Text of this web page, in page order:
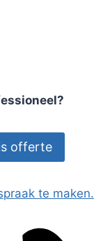
offerte
te maken.